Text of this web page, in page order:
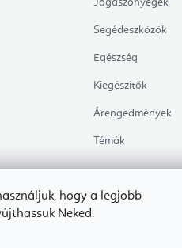
hogy a legjobb
Neked.
Jógaszőnyegek
Segédeszközök
Egészség
Kiegészítők
Árengedmények
Témák